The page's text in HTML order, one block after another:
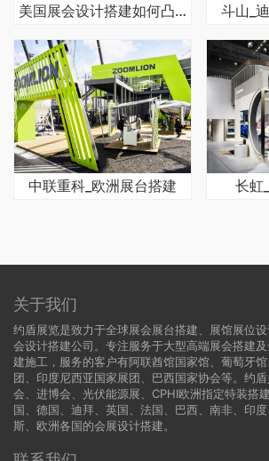
美国展会设计搭建如何凸显品牌个性 斗山_
中联重科_欧洲展台搭建 长虹
关于我们
约盾展览是致力于全球展会展台搭建、展馆展位
会设计搭建公司。专注服务于大型高端展会搭建
建施工，服务的客户有阿联酋馆国家馆、葡萄牙
团、印度尼西亚国家展团、巴西国家协会等。约
会、进博会、光伏能源展、CPHI欧洲指定特装搭
国
德国 、迪拜、英国、法国、巴西、南非、印
斯、欧洲各国的会展设计搭建。